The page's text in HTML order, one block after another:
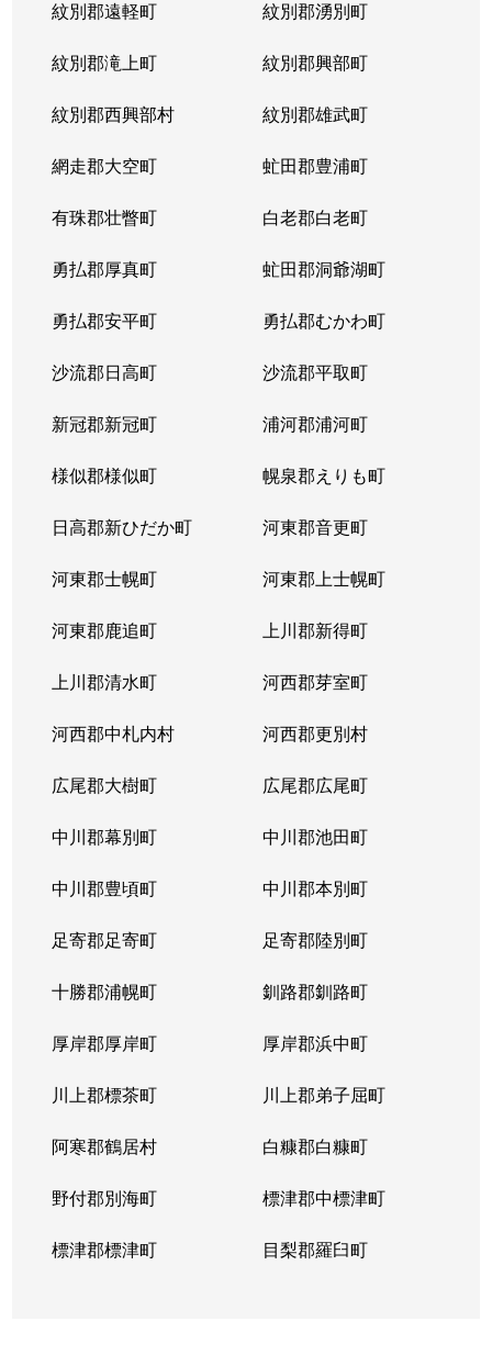
紋別郡遠軽町 紋別郡湧別町
紋別郡滝上町 紋別郡興部町
紋別郡西興部村 紋別郡雄武町
網走郡大空町 虻田郡豊浦町
有珠郡壮瞥町 白老郡白老町
勇払郡厚真町 虻田郡洞爺湖町
勇払郡安平町 勇払郡むかわ町
沙流郡日高町 沙流郡平取町
新冠郡新冠町 浦河郡浦河町
様似郡様似町 幌泉郡えりも町
日高郡新ひだか町 河東郡音更町
河東郡士幌町 河東郡上士幌町
河東郡鹿追町 上川郡新得町
上川郡清水町 河西郡芽室町
河西郡中札内村 河西郡更別村
広尾郡大樹町 広尾郡広尾町
中川郡幕別町 中川郡池田町
中川郡豊頃町 中川郡本別町
足寄郡足寄町 足寄郡陸別町
十勝郡浦幌町 釧路郡釧路町
厚岸郡厚岸町 厚岸郡浜中町
川上郡標茶町 川上郡弟子屈町
阿寒郡鶴居村 白糠郡白糠町
野付郡別海町 標津郡中標津町
標津郡標津町 目梨郡羅臼町